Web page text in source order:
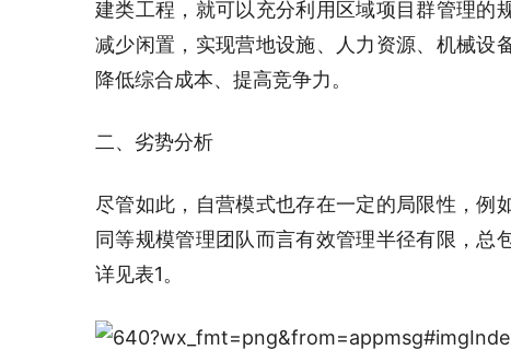
建类工程，就可以充分利用区域项目群管理的
减少闲置，实现营地设施、人力资源、机械设
降低综合成本、提高竞争力。
二、劣势分析
尽管如此，自营模式也存在一定的局限性，例
同等规模管理团队而言有效管理半径有限，
详见表1。